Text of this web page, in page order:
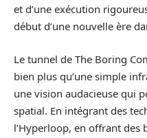
et d’une exécution
début d’une nouvelle ère
Le tunnel de The Boring
bien plus qu’une simple
une vision audacieuse qui
spatial. En intégrant des
l’Hyperloop, en offrant des